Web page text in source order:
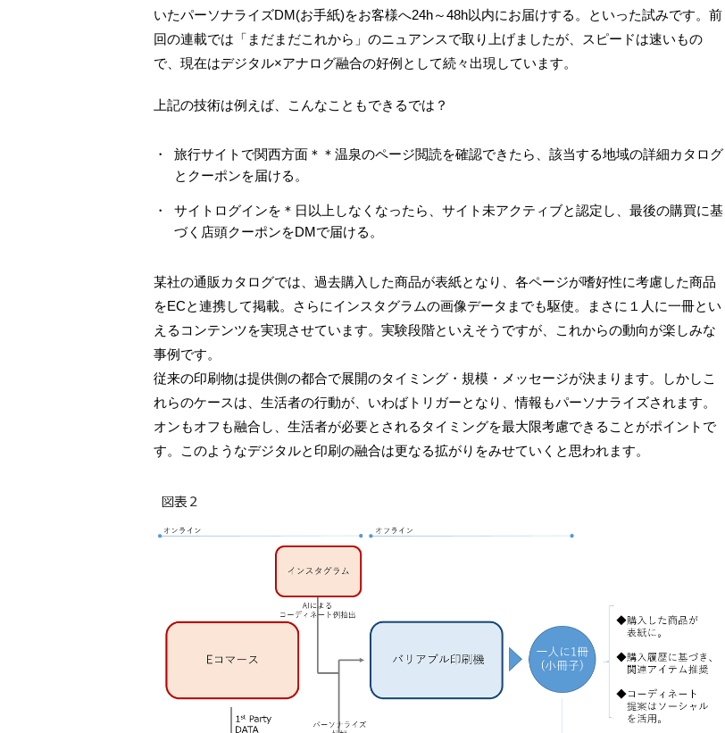
いたパーソナライズDM(お手紙)をお客様へ24h～48h以内にお届けする。といった試みです。前
回の連載では「まだまだこれから」のニュアンスで取り上げましたが、スピードは速いもの
で、現在はデジタル×アナログ融合の好例として続々出現しています。
上記の技術は例えば、こんなこともできるでは？
旅行サイトで関西方面＊＊温泉のページ閲読を確認できたら、該当する地域の詳細カタログ
とクーポンを届ける。
サイトログインを＊日以上しなくなったら、サイト未アクティブと認定し、最後の購買に基
づく店頭クーポンをDMで届ける。
某社の通販カタログでは、過去購入した商品が表紙となり、各ページが嗜好性に考慮した商品
をECと連携して掲載。さらにインスタグラムの画像データまでも駆使。まさに１人に一冊とい
えるコンテンツを実現させています。実験段階といえそうですが、これからの動向が楽しみな
事例です。
従来の印刷物は提供側の都合で展開のタイミング・規模・メッセージが決まります。しかしこ
れらのケースは、生活者の行動が、いわばトリガーとなり、情報もパーソナライズされます。
オンもオフも融合し、生活者が必要とされるタイミングを最大限考慮できることがポイントで
す。このようなデジタルと印刷の融合は更なる拡がりをみせていくと思われます。